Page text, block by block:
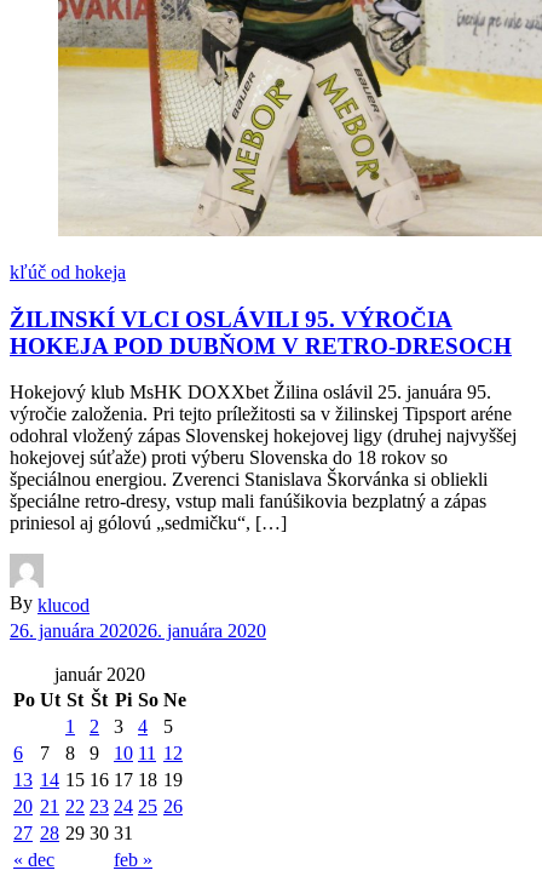
kľúč od hokeja
ŽILINSKÍ VLCI OSLÁVILI 95. VÝROČIA
HOKEJA POD DUBŇOM V RETRO-DRESOCH
Hokejový klub MsHK DOXXbet Žilina oslávil 25. januára 95.
výročie založenia. Pri tejto príležitosti sa v žilinskej Tipsport aréne
odohral vložený zápas Slovenskej hokejovej ligy (druhej najvyššej
hokejovej súťaže) proti výberu Slovenska do 18 rokov so
špeciálnou energiou. Zverenci Stanislava Škorvánka si obliekli
špeciálne retro-dresy, vstup mali fanúšikovia bezplatný a zápas
priniesol aj gólovú „sedmičku“, […]
By klucod
26. januára 202026. januára 2020
január 2020
Po Ut St Št Pi So Ne
« dec feb »
1 2 3 4
5
6
7 8 9 10 11 12
13 14 15 16 17 18 19
20 21 22 23 24 25 26
27 28 29 30 31